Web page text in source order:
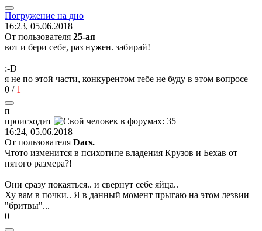
Погружение на дно
16:23, 05.06.2018
От пользователя 25-aя
вот и бери себе, раз нужен. забирай!
:-D
я не по этой части, конкурентом тебе не буду в этом вопросе
0 / 1
п
происходит
16:24, 05.06.2018
От пользователя Dасs.
Чтото изменится в психотипе владения Крузов и Бехав от
пятого размера?!
Они сразу покаяться.. и свернут себе яйца..
Ху вам в почки.. Я в данный момент прыгаю на этом лезвии
"бритвы"...
0